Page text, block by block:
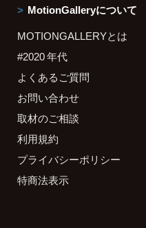
MotionGalleryについて
MOTIONGALLERYとは
#2020 年代
よくあるご質問
お問い合わせ
取材のご相談
利用規約
プライバシーポリシー
特商法表示